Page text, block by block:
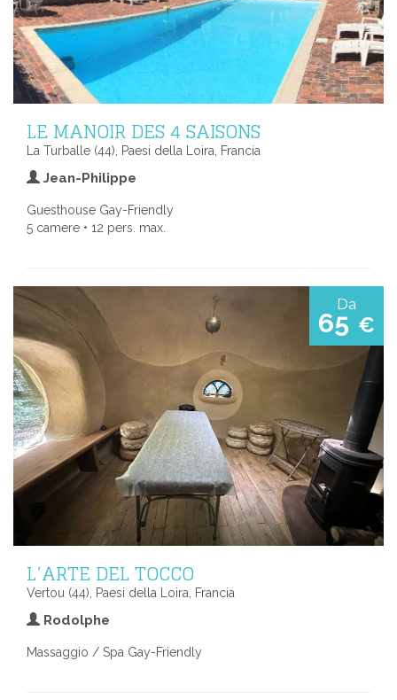
LE MANOIR DES 4 SAISONS
La Turballe (44), Paesi della Loira, Francia
Jean-Philippe
Guesthouse Gay-Friendly
5 camere • 12 pers. max.
Da
65 €
L’ARTE DEL TOCCO
Vertou (44), Paesi della Loira, Francia
Rodolphe
Massaggio / Spa Gay-Friendly